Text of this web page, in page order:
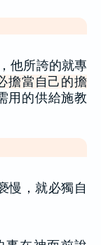
他所誇的就專
擔當自己的擔
用的供給施教
慢，就必獨自